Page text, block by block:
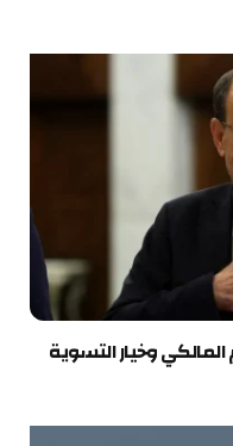
وخيار التسوية